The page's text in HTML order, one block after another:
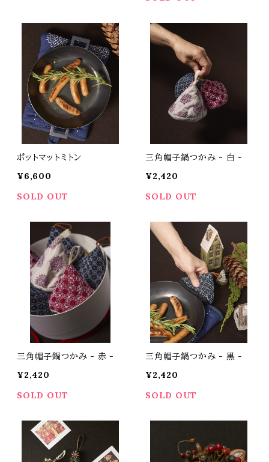
ポットマットミトン
¥6,600
SOLD OUT
三角帽子鍋つかみ - 白 -
¥2,420
SOLD OUT
三角帽子鍋つかみ - 赤 -
¥2,420
SOLD OUT
三角帽子鍋つかみ - 黒 -
¥2,420
SOLD OUT